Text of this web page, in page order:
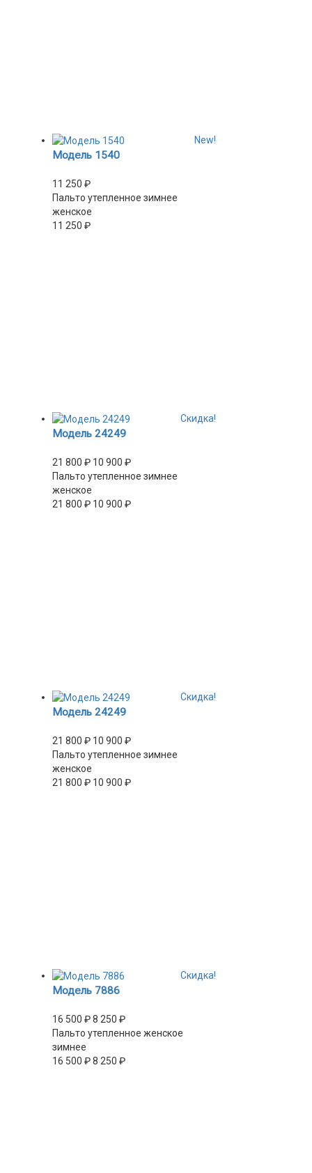
New!
Модель 1540
11 250 ₽
Пальто утепленное зимнее
женское
11 250 ₽
Скидка!
Модель 24249
21 800 ₽ 10 900 ₽
Пальто утепленное зимнее
женское
21 800 ₽ 10 900 ₽
Скидка!
Модель 24249
21 800 ₽ 10 900 ₽
Пальто утепленное зимнее
женское
21 800 ₽ 10 900 ₽
Скидка!
Модель 7886
16 500 ₽8 250 ₽
Пальто утепленное женское
зимнее
16 500 ₽8 250 ₽